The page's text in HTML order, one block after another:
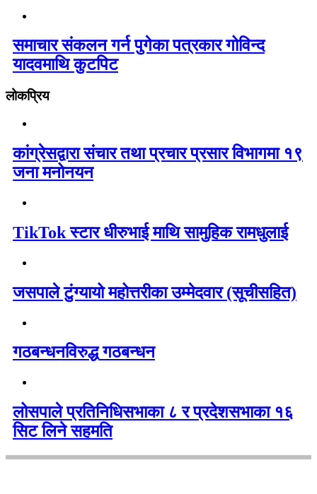
समाचार संकलन गर्न पुगेका पत्रकार गोविन्द
यादवमाथि कुटपिट
लोकप्रिय
कांग्रेसद्वारा संचार तथा प्रचार प्रसार विभागमा १९
जना मनोनयन
TikTok स्टार धीरुभाई माथि सामुहिक रामधुलाई
जसपाले टुंग्यायो महोत्तरीका उम्मेदवार (सूचीसहित)
गठबन्धनविरुद्ध गठबन्धन
लोसपाले प्रतिनिधिसभाका ८ र प्रदेशसभाका १६
सिट लिने सहमति